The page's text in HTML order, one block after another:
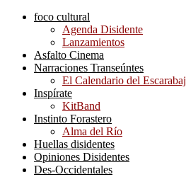
foco cultural
Agenda Disidente
Lanzamientos
Asfalto Cinema
Narraciones Transeúntes
El Calendario del
Inspírate
KitBand
Instinto Forastero
Alma del Río
Huellas disidentes
Opiniones Disidentes
Des-Occidentales